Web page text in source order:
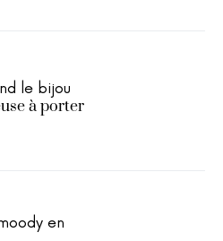
le bijou
à porter
en